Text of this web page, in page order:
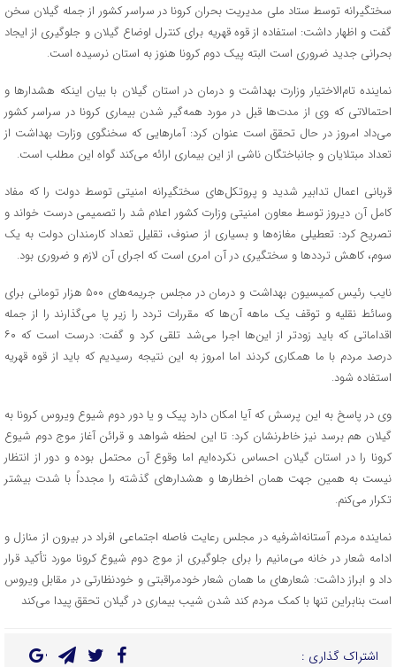
سختگیرانه توسط ستاد ملی مدیریت بحران کرونا در سراسر کشور از جمله گیلان سخن
گفت و اظهار داشت: استفاده از قوه قهریه برای کنترل اوضاع گیلان و جلوگیری از ایجاد
بحرانی جدید ضروری است البته پیک دوم کرونا هنوز به استان نرسیده است.
نماینده تام‌الاختیار وزارت بهداشت و درمان در استان گیلان با بیان اینکه هشدارها و
احتمالاتی که وی از مدت‌ها قبل در مورد همه‌گیر شدن بیماری کرونا در سراسر کشور
می‌داد امروز در حال تحقق است عنوان کرد: آمارهایی که سخنگوی وزارت بهداشت از
تعداد مبتلایان و جانباختگان ناشی از این بیماری ارائه می‌کند گواه این مطلب است.
قربانی اعمال تدابیر شدید و پروتکل‌های سختگیرانه امنیتی توسط دولت را که مفاد
کامل آن دیروز توسط معاون امنیتی وزارت کشور اعلام شد را تصمیمی درست خواند و
تصریح کرد: تعطیلی مغازه‌ها و بسیاری از صنوف، تقلیل تعداد کارمندان دولت به یک
سوم، کاهش ترددها و سختگیری در آن امری است که اجرای آن لازم و ضروری بود.
نایب رئیس کمیسیون بهداشت و درمان در مجلس جریمه‌های ۵۰۰ هزار تومانی برای
وسائط نقلیه و توقف یک ماهه آن‌ها که مقررات تردد را زیر پا می‌گذارند را از جمله
اقداماتی که باید زودتر از این‌ها اجرا می‌شد تلقی کرد و گفت: درست است که ۶۰
درصد مردم با ما همکاری کردند اما امروز به این نتیجه رسیدیم که باید از قوه قهریه
استفاده شود.
وی در پاسخ به این پرسش که آیا امکان دارد پیک و یا دور دوم شیوع ویروس کرونا به
گیلان هم برسد نیز خاطرنشان کرد: تا این لحظه شواهد و قرائن آغاز موج دوم شیوع
کرونا را در استان گیلان احساس نکرده‌ایم اما وقوع آن محتمل بوده و دور از انتظار
نیست به همین جهت همان اخطارها و هشدارهای گذشته را مجدداً با شدت بیشتر
تکرار می‌کنم.
نماینده مردم آستانه‌اشرفیه در مجلس رعایت فاصله اجتماعی افراد در بیرون از منازل و
ادامه شعار در خانه می‌مانیم را برای جلوگیری از موج دوم شیوع کرونا مورد تأکید قرار
داد و ابراز داشت: شعارهای ما همان شعار خودمراقبتی و خودنظارتی در مقابل ویروس
است بنابراین تنها با کمک مردم کند شدن شیب بیماری در گیلان تحقق پیدا می‌کند
اشتراک گذاری :